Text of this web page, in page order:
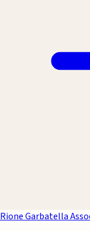
Rione Garbatella